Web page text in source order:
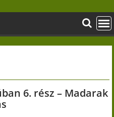
6. rész – Madarak